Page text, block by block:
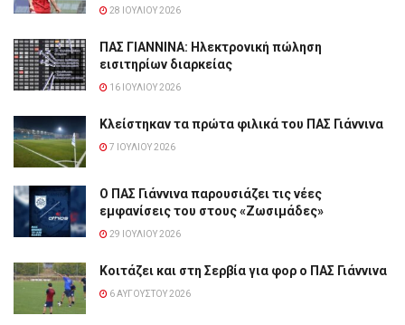
28 ΙΟΥΛΊΟΥ 2026
ΠΑΣ ΓΙΑΝΝΙΝΑ: Hλεκτρονική πώληση
εισιτηρίων διαρκείας
16 ΙΟΥΛΊΟΥ 2026
Κλείστηκαν τα πρώτα φιλικά του ΠΑΣ Γιάννινα
7 ΙΟΥΛΊΟΥ 2026
Ο ΠΑΣ Γιάννινα παρουσιάζει τις νέες
εμφανίσεις του στους «Ζωσιμάδες»
29 ΙΟΥΛΊΟΥ 2026
Κοιτάζει και στη Σερβία για φορ ο ΠΑΣ Γιάννινα
6 ΑΥΓΟΎΣΤΟΥ 2026